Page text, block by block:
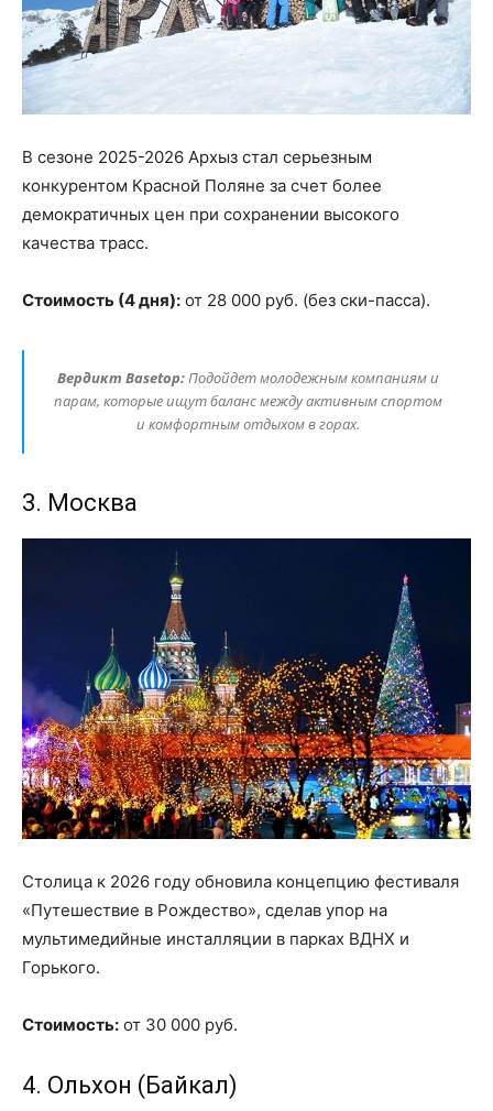
В сезоне 2025-2026 Архыз стал серьезным
конкурентом Красной Поляне за счет более
демократичных цен при сохранении высокого
качества трасс.
Стоимость (4 дня): от 28 000 руб. (без ски-пасса).
Вердикт Basetop:Подойдет молодежным компаниям и
парам, которые ищут баланс между активным спортом
и комфортным отдыхом в горах.
3. Москва
Столица к 2026 году обновила концепцию фестиваля
«Путешествие в Рождество», сделав упор на
мультимедийные инсталляции в парках ВДНХ и
Горького.
Стоимость: от 30 000 руб.
4. Ольхон (Байкал)